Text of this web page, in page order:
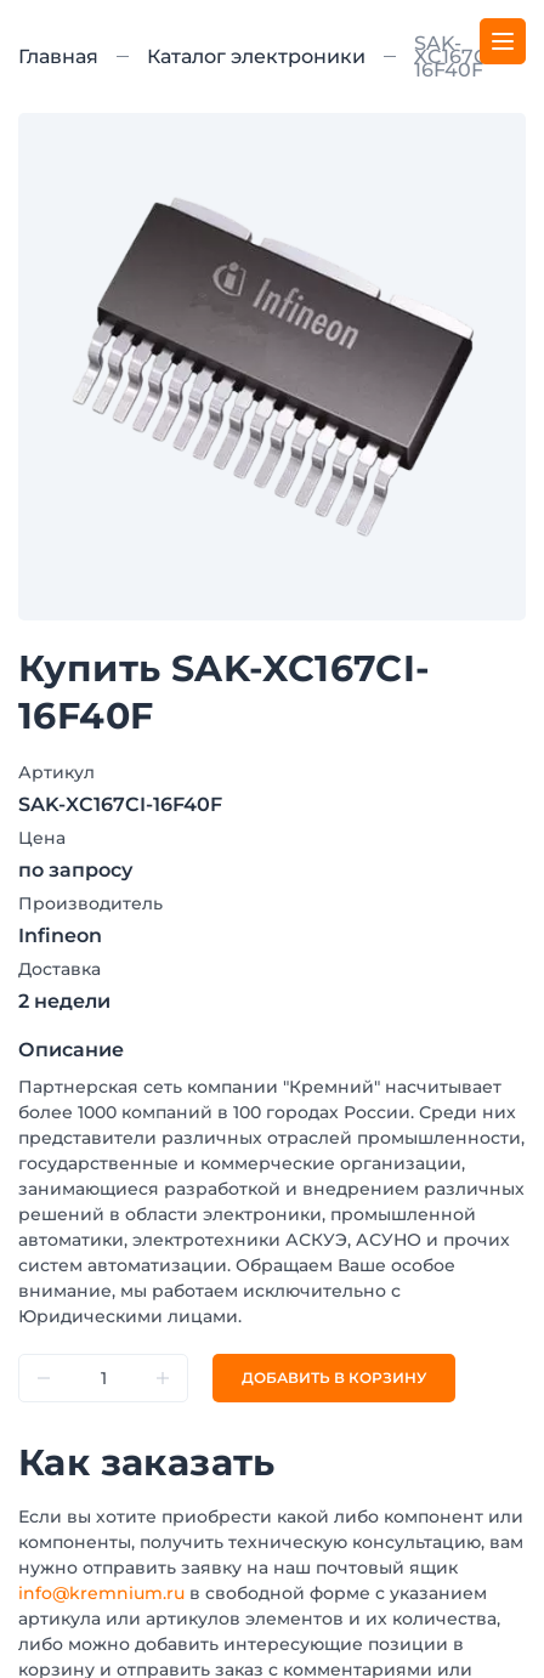
Главная Каталог электроники
SAK-
XC167CI-
16F40F
Купить SAK-XC167CI-
16F40F
Артикул
SAK-XC167CI-16F40F
Цена
по запросу
Производитель
Infineon
Доставка
2 недели
Описание
Партнерская сеть компании "Кремний" насчитывает
более 1000 компаний в 100 городах России. Среди них
представители различных отраслей промышленности,
государственные и коммерческие организации,
занимающиеся разработкой и внедрением различных
решений в области электроники, промышленной
автоматики, электротехники АСКУЭ, АСУНО и прочих
систем автоматизации. Обращаем Ваше особое
внимание, мы работаем исключительно с
Юридическими лицами.
ДОБАВИТЬ В КОРЗИНУ
Как заказать
Если вы хотите приобрести какой либо компонент или
компоненты, получить техническую консультацию, вам
нужно отправить заявку на наш почтовый ящик
info@kremnium.ru в свободной форме с указанием
артикула или артикулов элементов и их количества,
либо можно добавить интересующие позиции в
корзину и отправить заказ с комментариями или